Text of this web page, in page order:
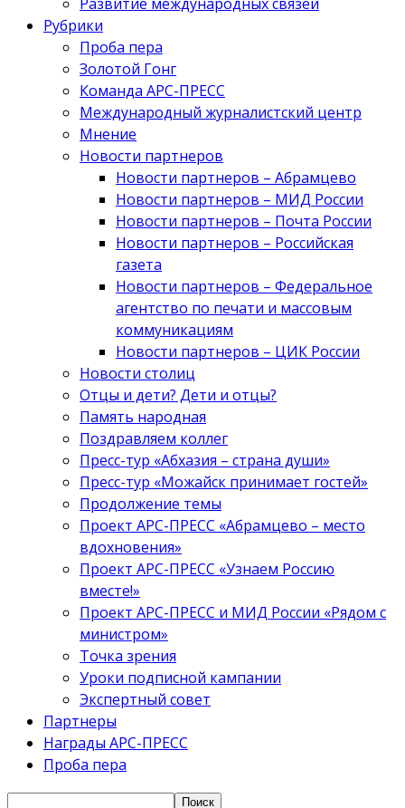
Рубрики
Проба пера
Золотой Гонг
Команда АРС-ПРЕСС
Международный журналистский центр
Мнение
Новости партнеров
Новости партнеров – Абрамцево
Новости партнеров – МИД России
Новости партнеров – Почта России
Новости партнеров – Российская
газета
Новости партнеров – Федеральное
агентство по печати и массовым
коммуникациям
Новости партнеров – ЦИК России
Новости столиц
Отцы и дети? Дети и отцы?
Память народная
Поздравляем коллег
Пресс-тур «Абхазия – страна души»
Пресс-тур «Можайск принимает гостей»
Продолжение темы
Проект АРС-ПРЕСС «Абрамцево – место
вдохновения»
Проект АРС-ПРЕСС «Узнаем Россию
вместе!»
Проект АРС-ПРЕСС и МИД России «Рядом с
министром»
Точка зрения
Уроки подписной кампании
Экспертный совет
Партнеры
Награды АРС-ПРЕСС
Проба пера